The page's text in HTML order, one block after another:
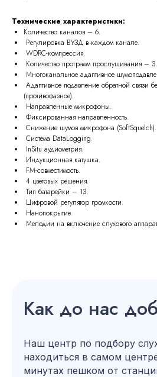
Технические характеристики:
Количество каналов – 6.
Регулировка ВУЗД в каждом канале.
WDRC-компрессия.
Количество программ прослушивания – 3.
Многоканальное адаптивное
Адаптивное подавление обратной связи
(противофазное).
Направленные микрофоны.
Фиксированная направленность.
Снижение шумов микрофона (SoftSquelch).
Система DataLogging.
InSitu аудиометрия.
Индукционная катушка.
FM-совместимость.
4 цветовых решения.
Тип батарейки – 13.
Цифровой регулятор громкости.
Нанопокрытие.
Мелодии на включение слухового
Как до нас
Наш центр по подбору
находиться в самом
минутах пешком от